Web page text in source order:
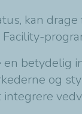
kan
og